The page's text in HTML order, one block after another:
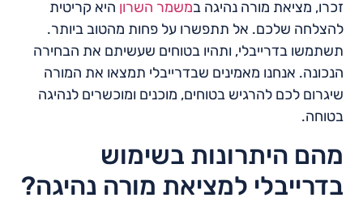
זכרו, מציאת מורה נהיגה במשמר השרון היא קריטית
להצלחה שלכם. אל תתפשרו על פחות מהטוב ביותר.
תשתמשו בדרייבלי, ותהיו בטוחים שעשיתם את הבחירה
הנכונה. אנחנו מאמינים שבדרייבלי תמצאו את המורה
שיגרום לכם להרגיש בטוחים, מוכנים ומוכשרים לנהיגה
בטוחה.
מהם היתרונות בשימוש
בדרייבלי למציאת מורה נהיגה?